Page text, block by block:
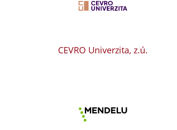
CEVRO Univerzita, z.ú.